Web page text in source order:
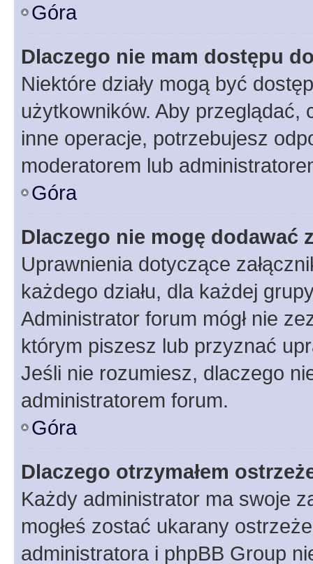
Góra
Dlaczego nie mam dostępu
Niektóre działy mogą być
użytkowników. Aby
inne operacje, potrzebujesz
moderatorem lub
Góra
Dlaczego nie mogę dodawać
Uprawnienia dotyczące
każdego działu, dla każdej
Administrator forum mógł nie
którym piszesz lub przyznać
Jeśli nie rozumiesz, dlaczego
administratorem forum.
Góra
Dlaczego otrzymałem
Każdy administrator ma swoje
mogłeś zostać ukarany
administratora i phpBB Group